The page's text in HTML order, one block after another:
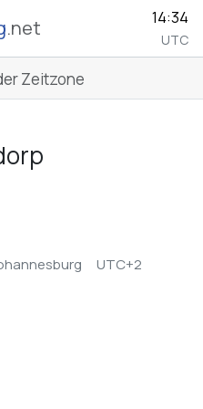
.net 14:34
UTC
UTC+2